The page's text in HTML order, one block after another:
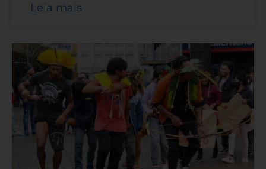
Leia mais